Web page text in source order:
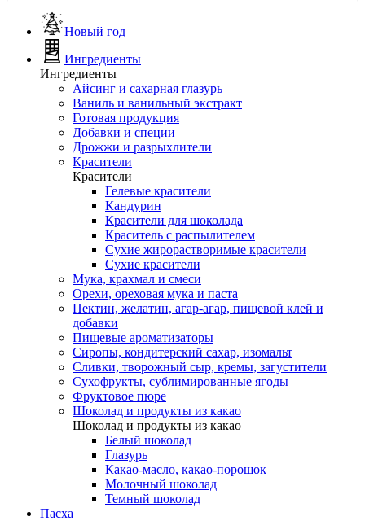
Новый год
Ингредиенты
Ингредиенты
Айсинг и сахарная глазурь
Ваниль и ванильный экстракт
Готовая продукция
Добавки и специи
Дрожжи и разрыхлители
Красители
Красители
Гелевые красители
Кандурин
Красители для шоколада
Краситель с распылителем
Сухие жирорастворимые красители
Сухие красители
Мука, крахмал и смеси
Орехи, ореховая мука и паста
Пектин, желатин, агар-агар, пищевой клей и
добавки
Пищевые ароматизаторы
Сиропы, кондитерский сахар, изомальт
Сливки, творожный сыр, кремы, загустители
Сухофрукты, сублимированные ягоды
Фруктовое пюре
Шоколад и продукты из какао
Шоколад и продукты из какао
Белый шоколад
Глазурь
Какао-масло, какао-порошок
Молочный шоколад
Темный шоколад
Пасха